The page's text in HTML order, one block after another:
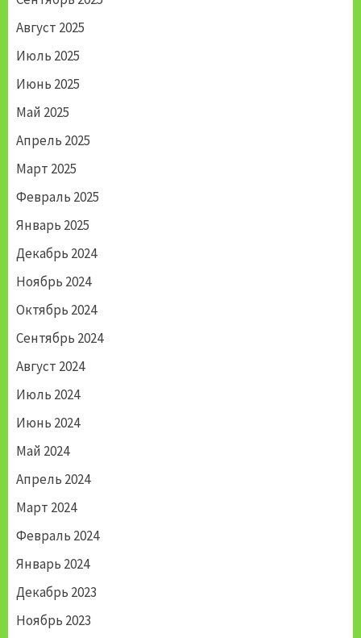
Август 2025
Июль 2025
Июнь 2025
Май 2025
Апрель 2025
Март 2025
Февраль 2025
Январь 2025
Декабрь 2024
Ноябрь 2024
Октябрь 2024
Сентябрь 2024
Август 2024
Июль 2024
Июнь 2024
Май 2024
Апрель 2024
Март 2024
Февраль 2024
Январь 2024
Декабрь 2023
Ноябрь 2023